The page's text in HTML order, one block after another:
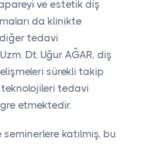
ve estetik diş
da klinikte
tedavi
Dt. Uğur AĞAR, diş
sürekli takip
tedavi
etmektedir.
katılmış, bu